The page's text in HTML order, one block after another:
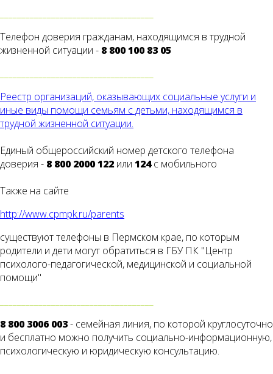
Телефон доверия гражданам, находящимся в трудной
жизненной ситуации - 8 800 100 83 05
Реестр организаций, оказывающих социальные услуги и
иные виды помощи семьям с детьми, находящимся в
трудной жизненной ситуации.
Единый общероссийский номер детского телефона
доверия - 8 800 2000 122или 124с мобильного
Также на сайте
http://www.cpmpk.ru/parents
существуют телефоны в Пермском крае, по которым
родители и дети могут обратиться в ГБУ ПК "Центр
психолого-педагогической, медицинской и социальной
помощи"
8 800 3006 003- семейная линия, по которой круглосуточно
и бесплатно можно получить социально-информационную,
психологическую и юридическую консультацию.